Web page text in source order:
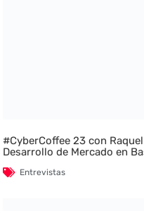
#CyberCoffee 23 con
Desarrollo de Mercado en
Entrevistas